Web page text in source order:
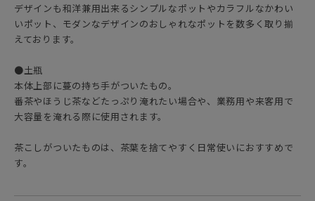
デザインも和洋兼用出来るシンプルなポットやカラフルなかわい
いポット、モダンなデザインのおしゃれなポットを数多く取り揃
えております。
●土瓶
本体上部に蔓の持ち手がついたもの。
番茶やほうじ茶などたっぷり淹れたい場合や、業務用や来客用で
大容量を淹れる際に使用されます。
茶こしがついたものは、茶葉を捨てやすく日常使いにおすすめで
す。